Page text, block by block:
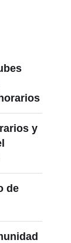
y
de